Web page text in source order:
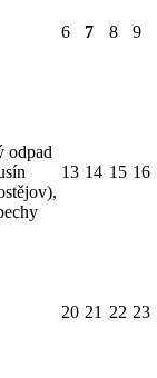
6 7 8 9
odpad
13 14 15 16
20 21 22 23